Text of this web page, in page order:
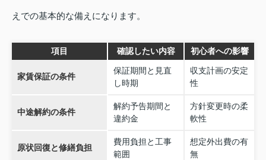
えでの基本的な備えになります。
項目 確認したい内容 初心者への影響
家賃保証の条件
保証期間と見直
し時期
収支計画の安定
性
中途解約の条件
解約予告期間と
違約金
方針変更時の柔
軟性
原状回復と修繕負担
費用負担と工事
範囲
想定外出費の有
無